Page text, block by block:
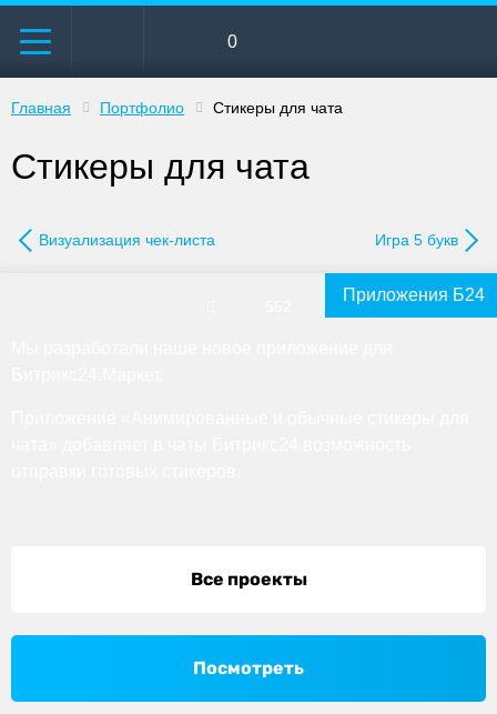
0
Главная Портфолио Стикеры для чата
Стикеры для чата
Визуализация чек-листа Игра 5 букв
Приложения Б24
Все проекты
Посмотреть